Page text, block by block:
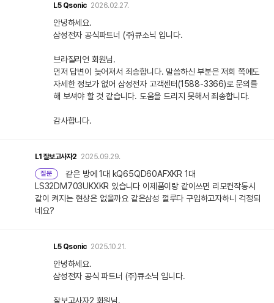
L5 Qsonic 2026.02.27.
안녕하세요.
삼성전자 공식파트너 (주)큐소닉 입니다.
브라질리언 회원님.
먼저 답변이 늦어져서 죄송합니다. 말씀하신 부분은 저희 쪽에도
자세한 정보가 없어 삼성전자 고객센터(1588-3366)로 문의를
해 보셔야 할 것 같습니다. 도움을 드리지 못해서 죄송합니다.
감사합니다.
L1 잘보고사자2 2025.09.29.
질문
같은 방에 1대 kQ65QD60AFXKR 1대
LS32DM703UKXKR 있습니다 이제품이랑 같이쓰면 리모컨작동시
같이 켜지는 현상은 없을까요 같은삼성 껄루다 구입하고자하니 걱정되
네요?
L5 Qsonic 2025.10.21.
안녕하세요.
삼성전자 공식 파트너 (주)큐소닉 입니다.
잘보고사자2 회원님.